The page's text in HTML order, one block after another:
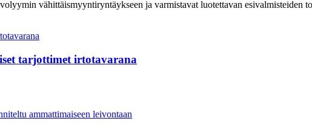
vähittäismyyntiryntäykseen ja varmistavat luotettavan esivalmisteiden
tarjottimet irtotavarana